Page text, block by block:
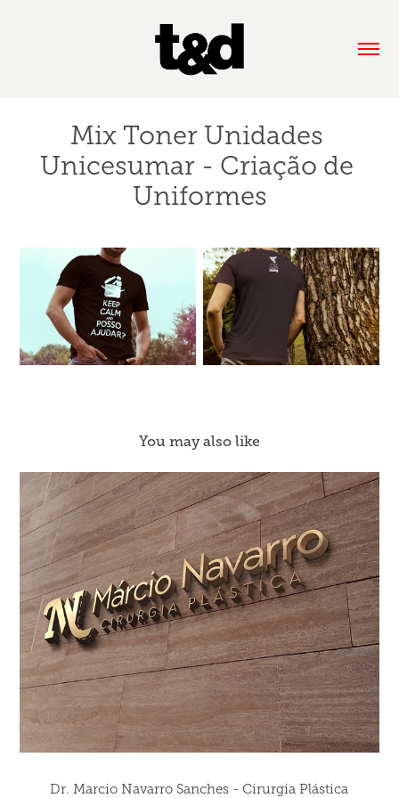
Mix Toner Unidades
Unicesumar - Criação de
Uniformes
You may also like
Dr. Marcio Navarro Sanches - Cirurgia Plástica